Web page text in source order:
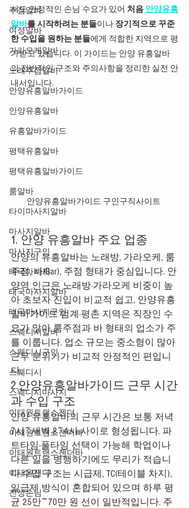
주점알바
여성알바
가라오케알바
노래주점알바
안양유흥알바가이드
안양유흥알바
유흥알바가이드
평택유흥알바
평택유흥알바가이드
룸알바
타이마사지알바
마사지알바
마사지구인
태국마사지
태국마사지알바
태국마사지구인
스웨디시알바
스웨디시구인
스웨디시
스웨디시마사지
이태원트랜스젠더
이태원트랜스젠더빠
이태원트랜스젠더바
이태원잰더
진상손님
서도 안정적인 손님 수요가 있어 처음 안양유흥
알바를 시작하려는 분들이나 장기적으로 꾸준
한 수입을 원하는 분들에게 적합한 지역으로 평
가받고 있습니다. 이 가이드는 안양 유흥알바
의 전반적인 구조와 주의사항을 정리한 실전 안
내서입니다.
안양유흥알바가이드 구인구직사이트
1. 안양 유흥알바 주요 업종
안양의 유흥알바는 노래방, 가라오케, 룸
주점, 바(Bar), 주점 형태가 중심입니다. 안
양역 인근은 노래방·가라오케 비중이 높
아 초보자 진입이 비교적 쉽고, 안양유흥
알바가이드 범계·평촌 지역은 직장인 수
요가 많아 룸주점과 바 형태의 업소가 주
를 이룹니다. 업소 규모는 중소형이 많아
근무 분위기가 비교적 안정적인 편입니
다.
2.안양유흥알바가이드 근무 시간
과 수입 구조
안양 유흥알바의 근무 시간은 보통 저녁
7시~새벽 2~4시 사이로 형성됩니다. 파
트타임·풀타임 선택이 가능해 학업이나
다른 일을 병행하기에도 무리가 적습니
다.수입 구조는 시급제, TC(테이블 차지),
일급제 방식이 혼합되어 있으며 하루 평
균 25만~70만 원 선이 일반적입니다. 주